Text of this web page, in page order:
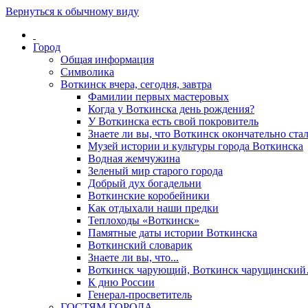
Вернуться к обычному виду
Город
Общая информация
Символика
Воткинск вчера, сегодня, завтра
Фамилии первых мастеровых
Когда у Воткинска день рождения?
У Воткинска есть свой покровитель
Знаете ли вы, что Воткинск окончательно
Музей истории и культуры города Воткинска
Водная жемчужина
Зеленый мир старого города
Добрый дух богадельни
Воткинские коробейники
Как отдыхали наши предки
Теплоходы «Воткинск»
Памятные даты истории Воткинска
Воткинский словарик
Знаете ли вы, что...
Воткинск чарующий, Воткинск
К дню России
Генерал-просветитель